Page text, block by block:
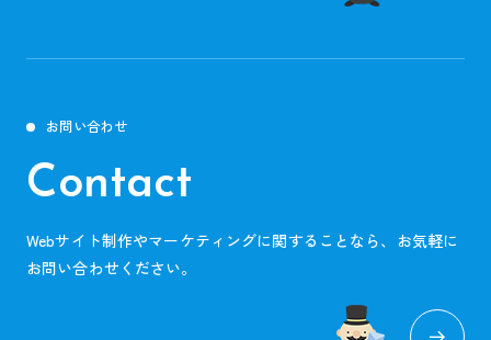
お問い合わせ
Contact
Webサイト制作やマーケティングに関することなら、お気軽に
お問い合わせください。